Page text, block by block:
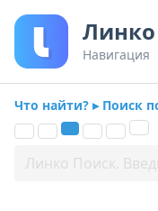
Линко
Навигация
Что найти? ▸ Поиск